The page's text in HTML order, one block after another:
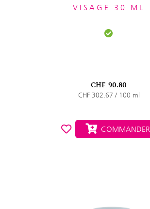
VISAGE 30 ML
CHF 90.80
CHF 302.67 / 100 ml
COMMANDER